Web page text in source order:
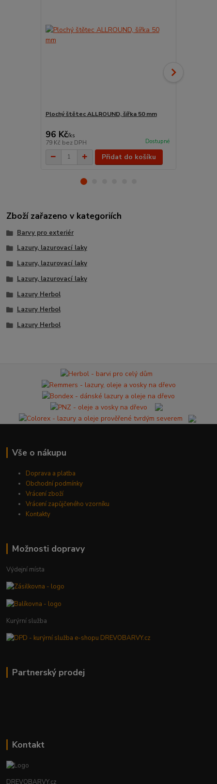
Plochý štětec ALLROUND, šířka 50 mm
96 Kč/ks
79 Kč bez DPH Dostupné
Přidat do košíku
Zboží zařazeno v kategoriích
Barvy pro exteriér
Lazury, lazurovací laky
Lazury, lazurovací laky
Lazury, lazurovací laky
Lazury Herbol
Lazury Herbol
Lazury Herbol
Vše o nákupu
Doprava a platba
Obchodní podmínky
Vrácení zboží
Vrácení zapůjčeného vzorníku
Kontakty
Možnosti dopravy
Výdejní místa
Kurýrní služba
Partnerský prodej
Kontakt
DREVOBARVY.cz